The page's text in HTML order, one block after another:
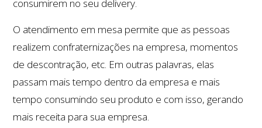
consumirem no seu delivery.
O atendimento em mesa permite que as pessoas
realizem confraternizações na empresa, momentos
de descontração, etc. Em outras palavras, elas
passam mais tempo dentro da empresa e mais
tempo consumindo seu produto e com isso, gerando
mais receita para sua empresa.